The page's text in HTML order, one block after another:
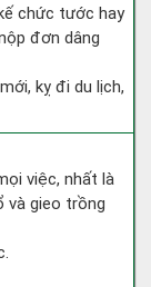
chức tước hay
đơn dâng
kỵ đi du lịch,
việc, nhất là
và gieo trồng